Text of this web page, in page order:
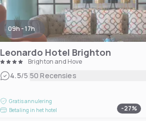
09h - 17h
Leonardo Hotel Brighton
Brighton and Hove
4.5/5|50 Recensies
Gratis annulering
Betaling in het hotel
-27%